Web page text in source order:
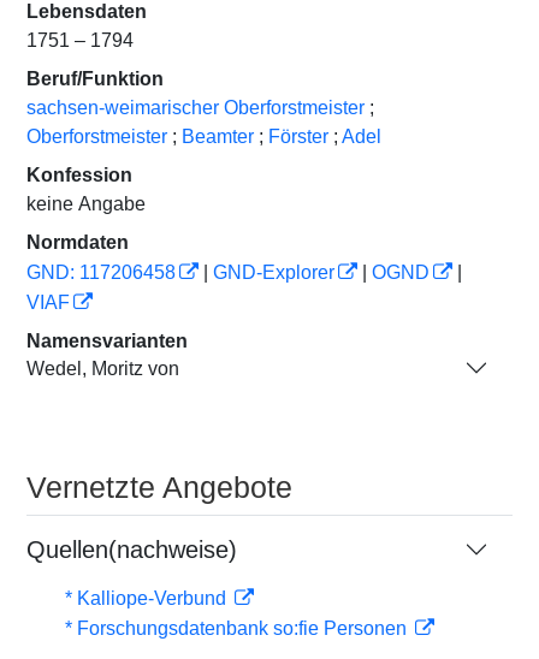
Lebensdaten
1751 – 1794
Beruf/Funktion
sachsen-weimarischer Oberforstmeister ;
Oberforstmeister ; Beamter ; Förster ; Adel
Konfession
keine Angabe
Normdaten
GND: 117206458
GND-Explorer OGND
VIAF
Namensvarianten
Wedel, Moritz von
Vernetzte Angebote
Quellen(nachweise)
* Kalliope-Verbund
* Forschungsdatenbank so:fie Personen